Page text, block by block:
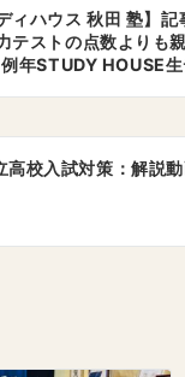
ディハウス 秋田 塾】
テストの点数よりも
例年STUDY HOUSE
高校入試対策：解説動